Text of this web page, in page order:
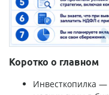
Коротко о главном
Инвесткопилка —